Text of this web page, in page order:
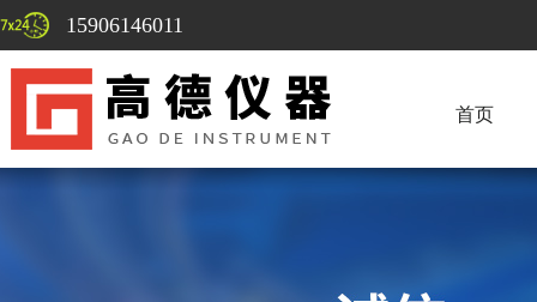
15906146011
首页